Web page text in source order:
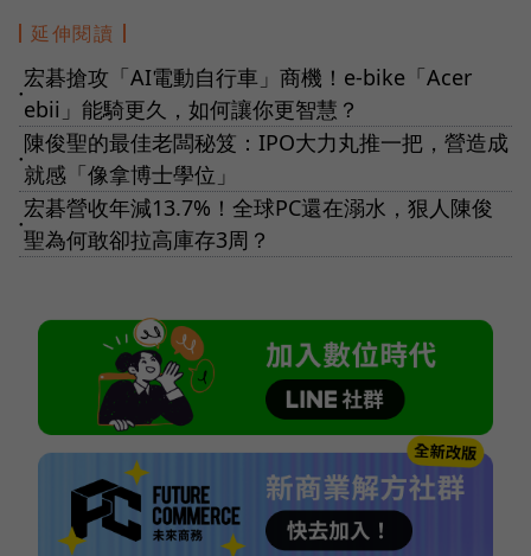
延伸閱讀
●
宏碁搶攻「AI電動自行車」商機！e-bike「Acer
ebii」能騎更久，如何讓你更智慧？
●
陳俊聖的最佳老闆秘笈：IPO大力丸推一把，營造成
就感「像拿博士學位」
●
宏碁營收年減13.7%！全球PC還在溺水，狠人陳俊
聖為何敢卻拉高庫存3周？